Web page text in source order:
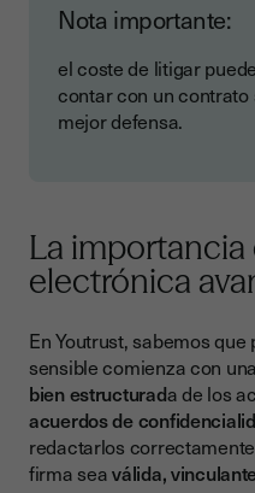
Nota importante:
el coste de litigar
contar con un
mejor defensa.
La importancia
electrónica
En Youtrust, sabemos
sensible comienza con una
bien estructurada de los
acuerdos de
redactarlos
firma seaválida,